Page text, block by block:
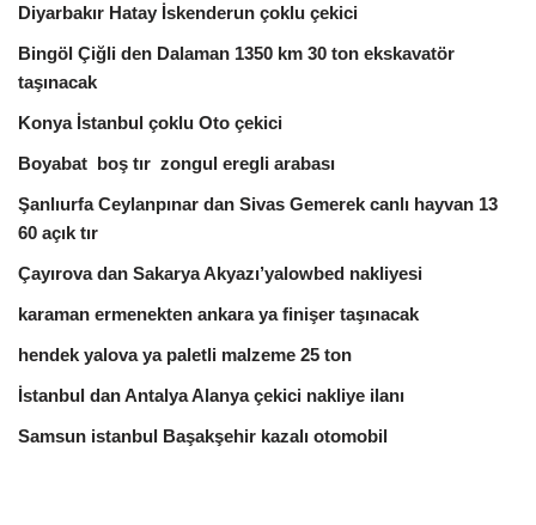
Diyarbakır Hatay İskenderun çoklu çekici
Bingöl Çiğli den Dalaman 1350 km 30 ton ekskavatör
taşınacak
Konya İstanbul çoklu Oto çekici
Boyabat boş tır zongul eregli arabası
Şanlıurfa Ceylanpınar dan Sivas Gemerek canlı hayvan 13
60 açık tır
Çayırova dan Sakarya Akyazı’yalowbed nakliyesi
karaman ermenekten ankara ya finişer taşınacak
hendek yalova ya paletli malzeme 25 ton
İstanbul dan Antalya Alanya çekici nakliye ilanı
Samsun istanbul Başakşehir kazalı otomobil